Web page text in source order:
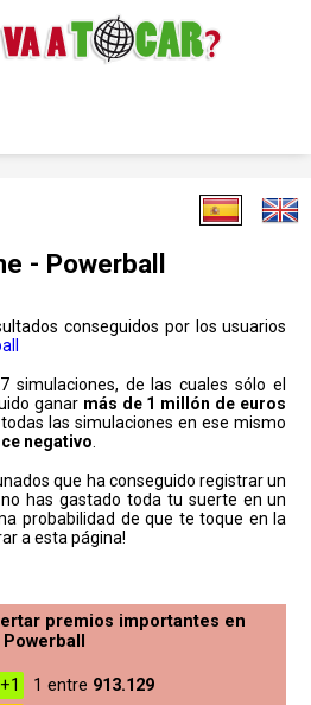
- Powerball
conseguidos por los usuarios
simulaciones, de las cuales sólo el
ganar más de 1 millón de euros
las simulaciones en ese mismo
negativo
que ha conseguido registrar un
has gastado toda tu suerte en un
probabilidad de que te toque en la
a esta página!
premios importantes en
Powerball
1 entre 913.129